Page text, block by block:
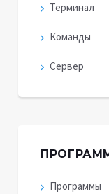
Терминал
Команды
Сервер
Программы